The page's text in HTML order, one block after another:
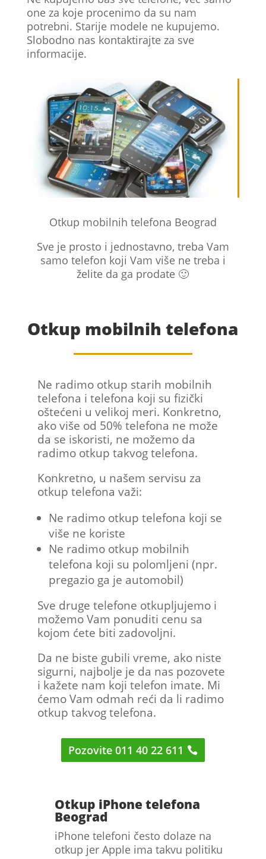
one za koje procenimo da su nam
potrebni. Starije modele ne kupujemo.
Slobodno nas kontaktirajte za sve
informacije.
Otkup mobilnih telefona Beograd
Sve je prosto i jednostavno, treba Vam
samo telefon koji Vam više ne treba i
želite da ga prodate 🙂
Otkup mobilnih telefona
Ne radimo otkup starih mobilnih
telefona i telefona koji su fizički
oštećeni u velikoj meri. Konkretno,
ako više od 50% telefona ne može
da se iskoristi, ne možemo da
radimo otkup takvog telefona.
Konkretno, u našem servisu za
otkup telefona važi:
Ne radimo otkup telefona koji se
više ne koriste
Ne radimo otkup mobilnih
telefona koji su polomljeni (npr.
pregazio ga je automobil)
Sve druge telefone otkupljujemo i
možemo Vam ponuditi cenu sa
kojom ćete biti zadovoljni.
Da ne biste gubili vreme, ako niste
sigurni, najbolje je da nas pozovete
i kažete nam koji telefon imate. Mi
ćemo Vam odmah reći da li radimo
otkup takvog telefona.
Pozovite 011 40 22 611
Otkup iPhone telefona
Beograd
iPhone telefoni često dolaze na
otkup jer Apple ima takvu politiku